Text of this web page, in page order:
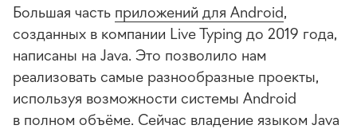
Большая часть приложений для Android,
созданных в компании Live Typing до 2019 года,
написаны на Java. Это позволило нам
реализовать самые разнообразные проекты,
используя возможности системы Android
в полном объёме. Сейчас владение языком Java